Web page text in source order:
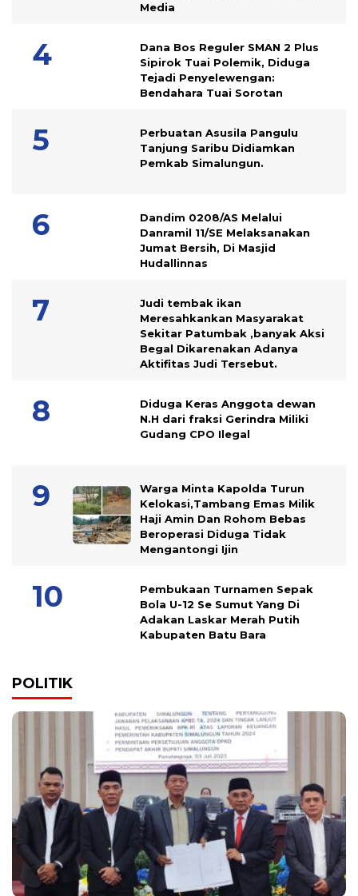
Media
Dana Bos Reguler SMAN 2 Plus
Sipirok Tuai Polemik, Diduga
Tejadi Penyelewengan:
Bendahara Tuai Sorotan
Perbuatan Asusila Pangulu
Tanjung Saribu Didiamkan
Pemkab Simalungun.
Dandim 0208/AS Melalui
Danramil 11/SE Melaksanakan
Jumat Bersih, Di Masjid
Hudallinnas
Judi tembak ikan
Meresahkankan Masyarakat
Sekitar Patumbak ,banyak Aksi
Begal Dikarenakan Adanya
Aktifitas Judi Tersebut.
Diduga Keras Anggota dewan
N.H dari fraksi Gerindra Miliki
Gudang CPO Ilegal
Warga Minta Kapolda Turun
Kelokasi,Tambang Emas Milik
Haji Amin Dan Rohom Bebas
Beroperasi Diduga Tidak
Mengantongi Ijin
Pembukaan Turnamen Sepak
Bola U-12 Se Sumut Yang Di
Adakan Laskar Merah Putih
Kabupaten Batu Bara
POLITIK